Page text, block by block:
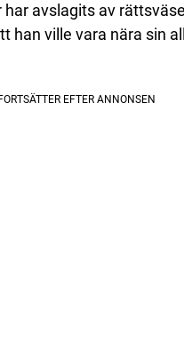
avslagits av
han ville vara nära sin